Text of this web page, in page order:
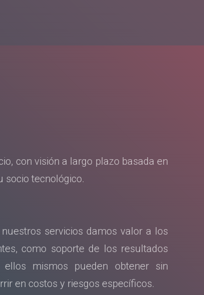
con visión a largo plazo basada en
socio tecnológico.
nuestros servicios damos valor a los
como soporte de los resultados
ellos mismos pueden obtener sin
en costos y riesgos específicos.